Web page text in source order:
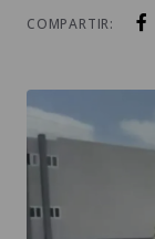
COMPARTIR: